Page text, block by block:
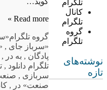
تلگرام
کانال
تلگرام
گروه
تلگرام
نوشته‌های
تازه
Read more »
گروه تلگرام
«سرباز جای ,
پادگان , به در ,
تلگرام دانلود ,
سربازی ,
صنعت» در ,